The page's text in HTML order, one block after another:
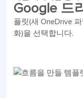
Google 드
플릿(새 OneDrive
화)을 선택합니다.